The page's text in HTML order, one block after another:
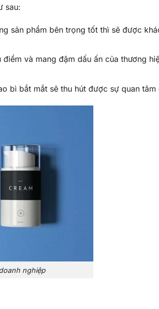
sau:
sản phẩm bên trọng tốt thì sẽ được
và mang đậm dấu ấn của thương
bì bắt mắt sẽ thu hút được sự quan tâm
nghiệp